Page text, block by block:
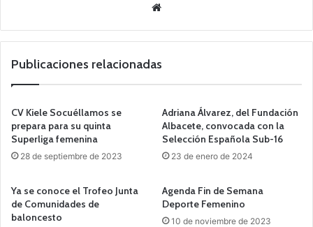
we
Publicaciones relacionadas
CV Kiele Socuéllamos se
prepara para su quinta
Superliga femenina
28 de septiembre de 2023
Adriana Álvarez, del Fundación
Albacete, convocada con la
Selección Española Sub-16
23 de enero de 2024
Ya se conoce el Trofeo Junta
de Comunidades de
baloncesto
Agenda Fin de Semana
Deporte Femenino
10 de noviembre de 2023